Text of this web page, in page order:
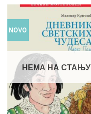
NOVO
НЕМА НА СТАЊУ